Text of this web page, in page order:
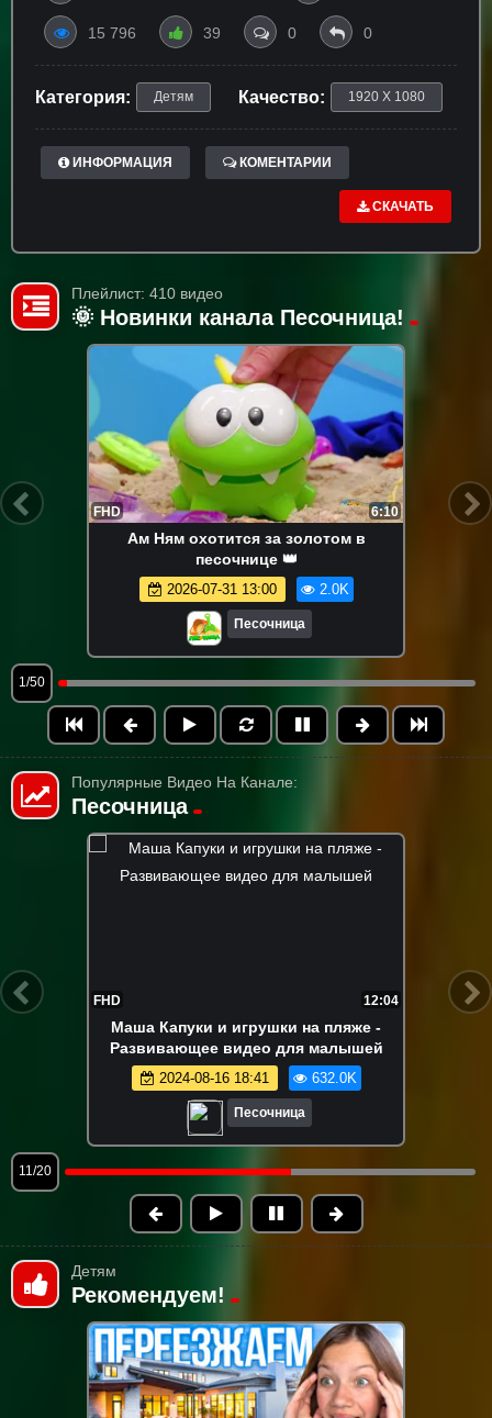
15 796 39 0 0
Категория: Детям Качество: 1920 X 1080
ИНФОРМАЦИЯ КОМЕНТАРИИ
СКАЧАТЬ
Плейлист: 410 видео
🌞 Новинки канала Песочница!
FHD 6:10
Ам Ням охотится за золотом в
песочнице 👑
2026-07-31 13:00 2.0K
Песочница
1/50
Популярные Видео На Канале:
Песочница
FHD 17:08
Разноцветные машинки строят трассу и
другое! Песочница - Видео для детей и
малышей - Сборник
2024-08-16 18:40 562.4K
Песочница
12/20
Детям
Рекомендуем!